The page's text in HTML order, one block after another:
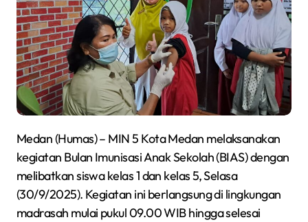
Medan (Humas) – MIN 5 Kota Medan melaksanakan
kegiatan Bulan Imunisasi Anak Sekolah (BIAS) dengan
melibatkan siswa kelas 1 dan kelas 5, Selasa
(30/9/2025). Kegiatan ini berlangsung di lingkungan
madrasah mulai pukul 09.00 WIB hingga selesai